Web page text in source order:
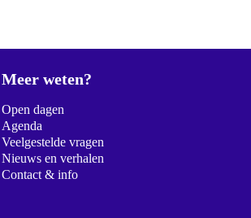
Meer weten?
Open dagen
Agenda
Veelgestelde vragen
Nieuws en verhalen
Contact & info